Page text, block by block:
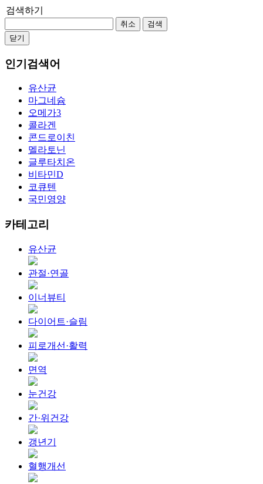
검색하기
취소
검색
닫기
인기검색어
유산균
마그네슘
오메가3
콜라겐
콘드로이친
멜라토닌
글루타치온
비타민D
코큐텐
국민영양
카테고리
유산균
관절·연골
이너뷰티
다이어트·슬림
피로개선·활력
면역
눈건강
간·위건강
갱년기
혈행개선